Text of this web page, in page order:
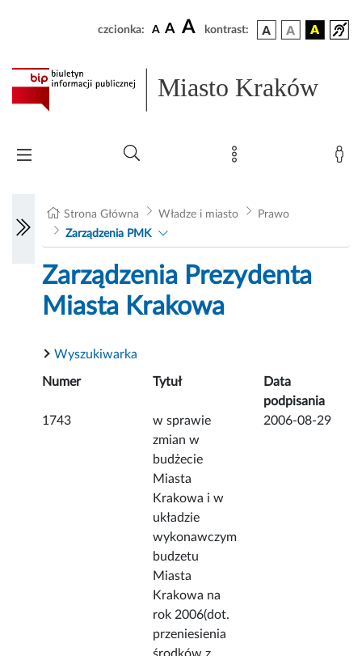
czcionka: A A A kontrast:
Miasto Kraków
Strona Główna Władze i miasto
Prawo
Zarządzenia PMK
Zarządzenia Prezydenta
Miasta Krakowa
Wyszukiwarka
Numer Tytuł
Data
podpisania
1743
w sprawie
zmian w
budżecie
Miasta
Krakowa i w
układzie
wykonawczym
budzetu
Miasta
Krakowa na
rok 2006(dot.
przeniesienia
2006-08-29